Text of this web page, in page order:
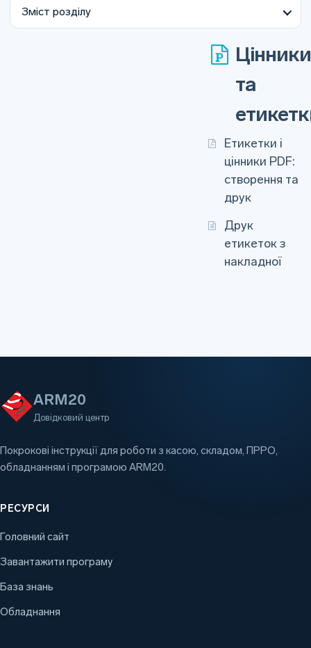
Зміст розділу
Цінники
та
Етикетки і
цінники PDF:
створення та
друк
Друк
етикеток з
накладної
ARM20
Довідковий центр
Покрокові інструкції для роботи з касою, складом, ПРРО,
обладнанням і програмою ARM20.
РЕСУРСИ
Головний сайт
Завантажити програму
База знань
Обладнання